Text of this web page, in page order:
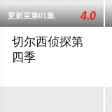
更新至第01集 4.0
切尔西侦探第
四季